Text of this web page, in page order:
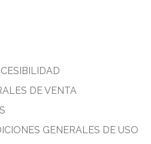
DE VENTA
GENERALES DE USO